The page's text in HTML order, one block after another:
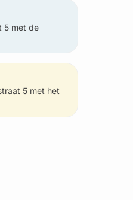
5 met de
5 met het